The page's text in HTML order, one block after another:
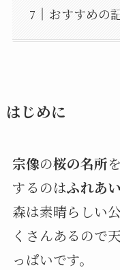
おすすめの
はじめに
宗像の桜の名所
するのはふれあ
森は素晴らしい
くさんあるので
っぱいです。